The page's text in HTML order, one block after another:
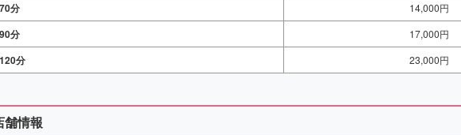
70分
14,000円
90分 17,000円
120分 23,000円
舗情報